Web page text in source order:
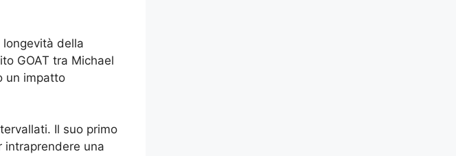
della
GOAT tra Michael
un impatto
Il suo primo
intraprendere una